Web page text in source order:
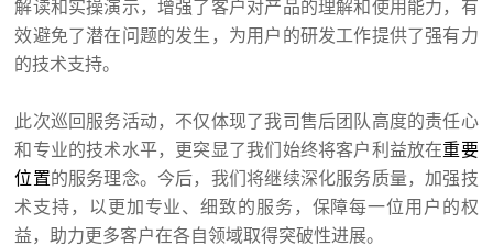
解读和实操演示，增强了客户对产品的理解和使用能力，有
效避免了潜在问题的发生，为用户的研发工作提供了强有力
的技术支持。
此次巡回服务活动，不仅体现了我司售后团队高度的责任心
和专业的技术水平，更突显了我们始终将客户利益放在重要
位置的服务理念。今后，我们将继续深化服务质量，加强技
术支持，以更加专业、细致的服务，保障每一位用户的权
益，助力更多客户在各自领域取得突破性进展。